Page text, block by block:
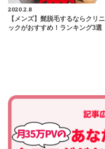
2020.2.8
【メンズ】髭脱毛するならクリニ
ックがおすすめ！ランキング3選